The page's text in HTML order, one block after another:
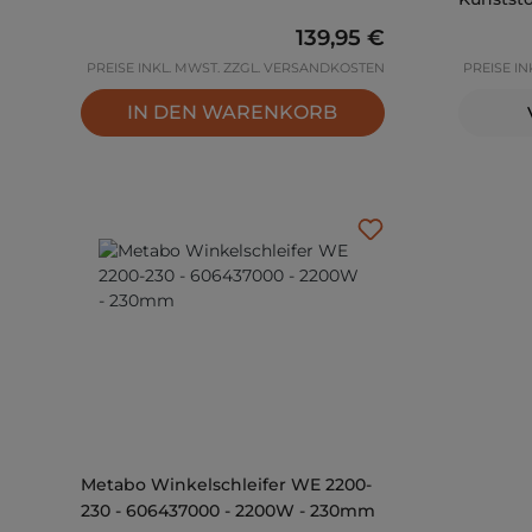
Regulärer Preis:
139,95 €
PREISE INKL. MWST. ZZGL. VERSANDKOSTEN
IN DEN WARENKORB
PREISE
Metabo Winkelschleifer WE 2200-
230 - 606437000 - 2200W - 230mm